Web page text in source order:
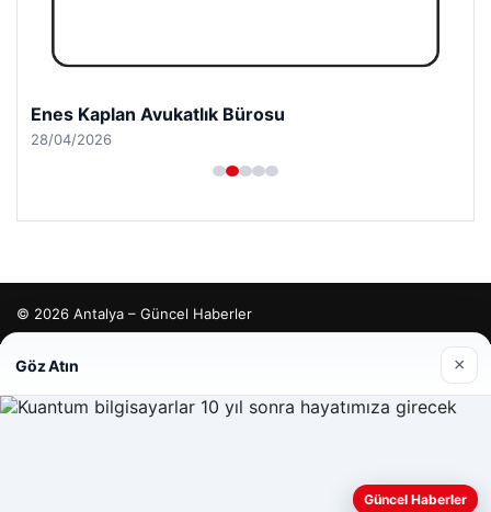
Enes Kaplan Avukatlık Bürosu
28/04/2026
© 2026 Antalya – Güncel Haberler
Web sitemizi nasıl kullandığınızı daha iyi anlayabilmek,
Göz Atın ×
Güncel Haberler